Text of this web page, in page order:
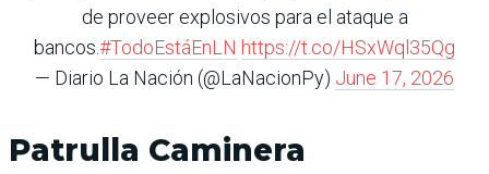
de proveer explosivos para el ataque a
bancos.#TodoEstáEnLN https://t.co/HSxWql35Qg
— Diario La Nación (@LaNacionPy) June 17, 2026
Patrulla Caminera